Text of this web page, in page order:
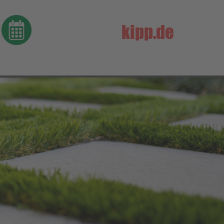
adipiscing elit.
Aenean commodo ligula
eget dolor. Aenean massa.
Cum sociis natoque
parturient montes,
nascetur ridiculus mus.
kipp.de